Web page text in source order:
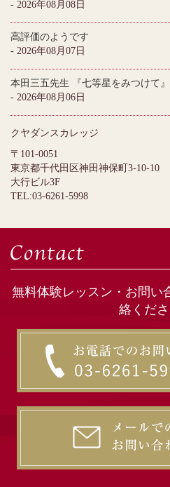
- 2026年08月08日
高評価のようです
- 2026年08月07日
本田三五先生 『七等星をみつけて
- 2026年08月06日
クヤダンスカレッジ
〒101-0051
東京都千代田区神田神保町3-10-10
大行ビル3F
TEL:03-6261-5998
無料体験レッスン・お問い
絡くださ